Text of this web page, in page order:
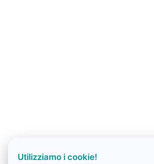
Utilizziamo i cookie!